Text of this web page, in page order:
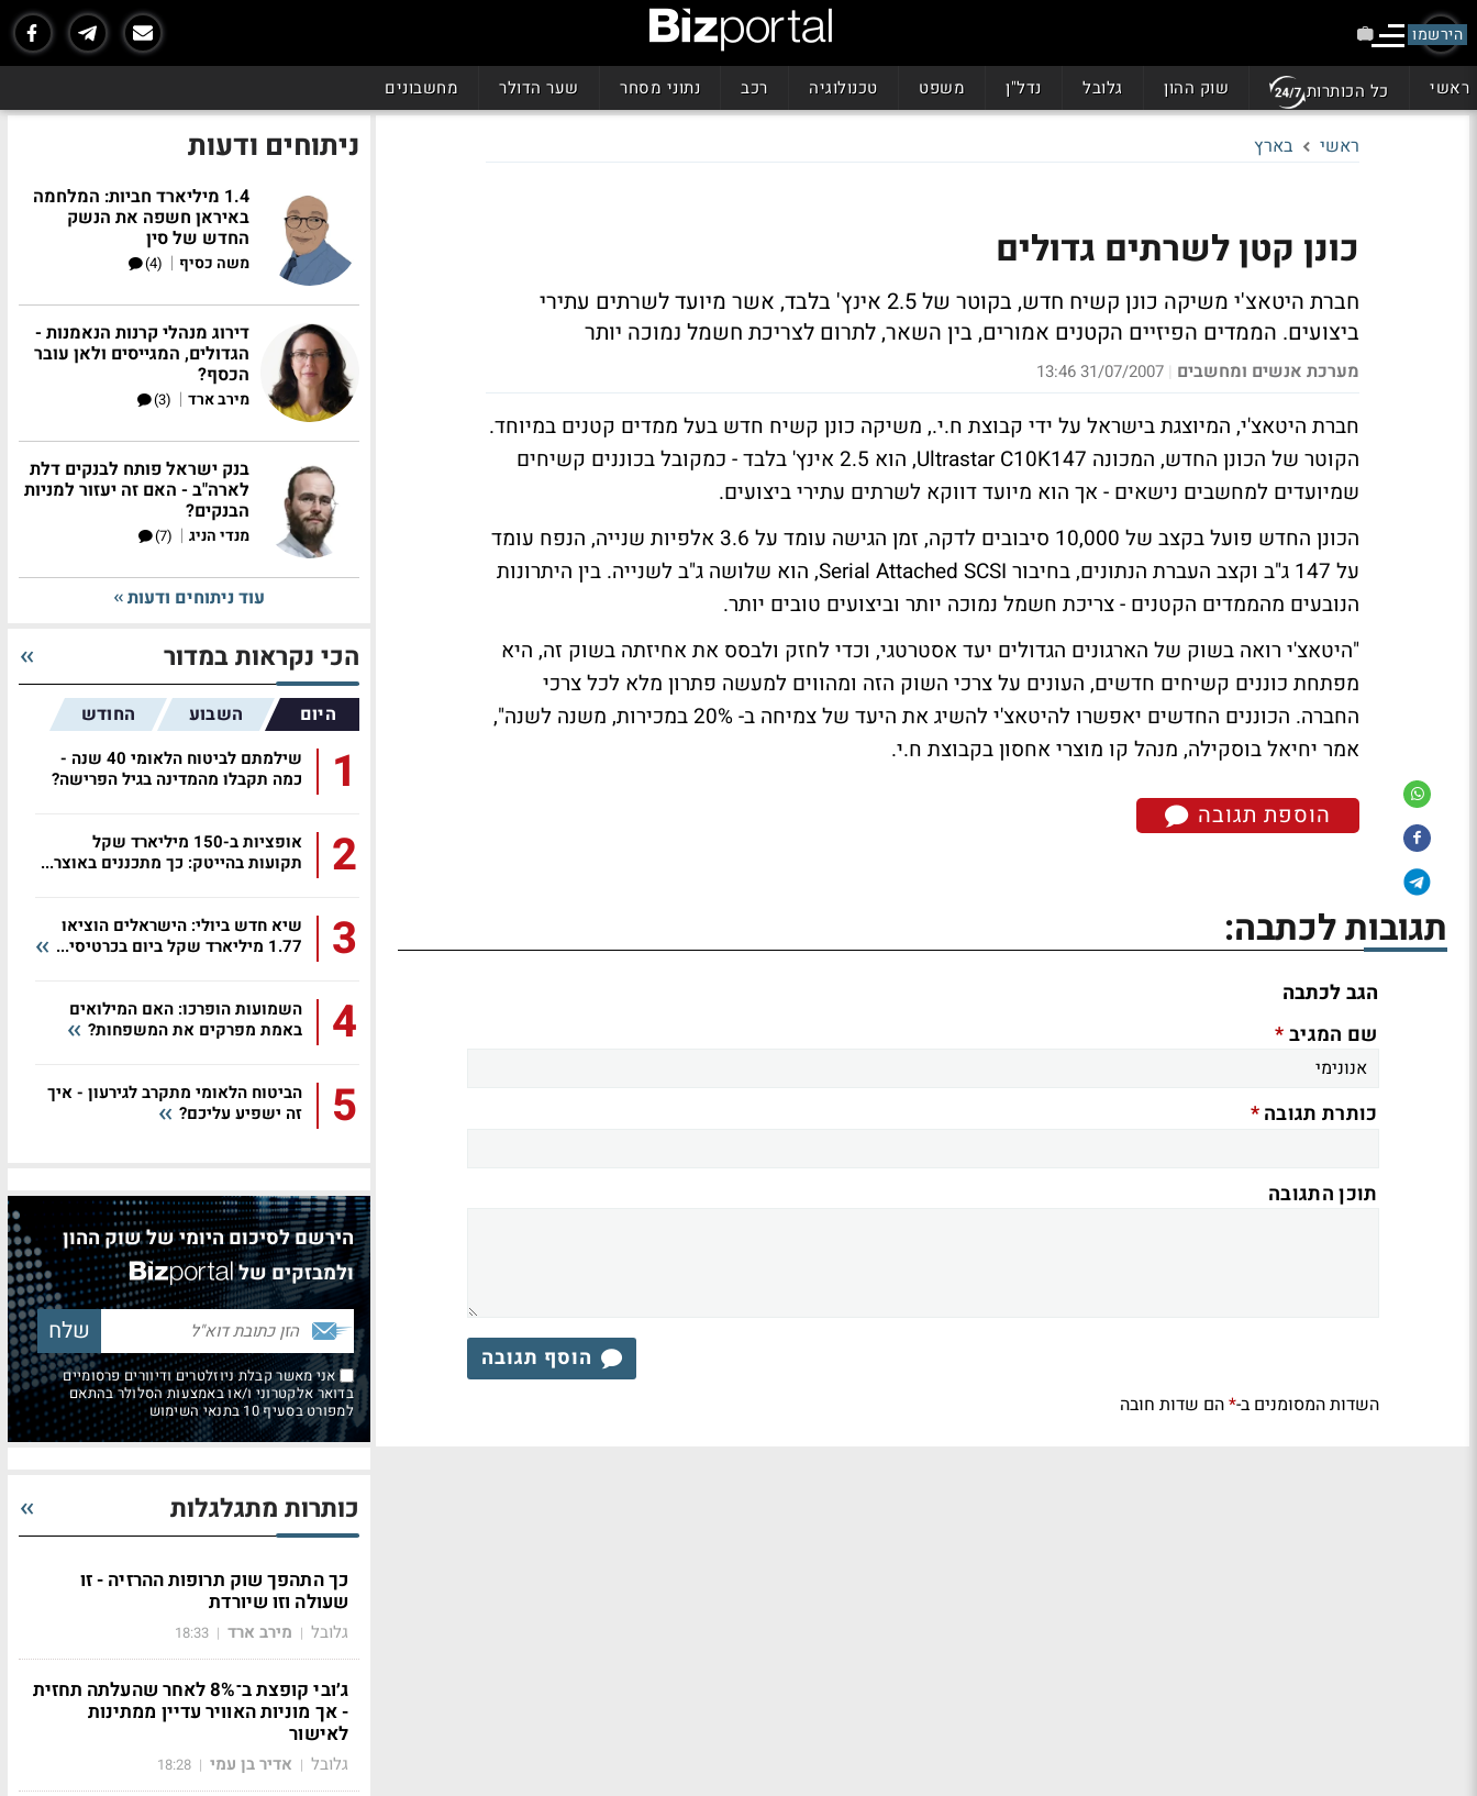
הירשמו
ראשי כל הכותרות שוק ההון גלובל נדל"ן משפט טכנולוגיה רכב נתוני מסחר שער הדולר מחשבונים
ראשי בארץ
כונן קטן לשרתים גדולים
חברת היטאצ'י משיקה כונן קשיח חדש, בקוטר של 2.5 אינץ' בלבד, אשר מיועד לשרתים עתירי
ביצועים. הממדים הפיזיים הקטנים אמורים, בין השאר, לתרום לצריכת חשמל נמוכה יותר
מערכת אנשים ומחשבים |
31/07/2007 13:46
חברת היטאצ'י, המיוצגת בישראל על ידי קבוצת ח.י., משיקה כונן קשיח חדש בעל ממדים קטנים במיוחד.
הקוטר של הכונן החדש, המכונה Ultrastar C10K147, הוא 2.5 אינץ' בלבד - כמקובל בכוננים קשיחים
שמיועדים למחשבים נישאים - אך הוא מיועד דווקא לשרתים עתירי ביצועים.
הכונן החדש פועל בקצב של 10,000 סיבובים לדקה, זמן הגישה עומד על 3.6 אלפיות שנייה, הנפח עומד
על 147 ג"ב וקצב העברת הנתונים, בחיבור Serial Attached SCSI, הוא שלושה ג"ב לשנייה. בין היתרונות
הנובעים מהממדים הקטנים - צריכת חשמל נמוכה יותר וביצועים טובים יותר.
"היטאצ'י רואה בשוק של הארגונים הגדולים יעד אסטרטגי, וכדי לחזק ולבסס את אחיזתה בשוק זה, היא
מפתחת כוננים קשיחים חדשים, העונים על צרכי השוק הזה ומהווים למעשה פתרון מלא לכל צרכי
החברה. הכוננים החדשים יאפשרו להיטאצ'י להשיג את היעד של צמיחה ב- 20% במכירות, משנה לשנה",
אמר יחיאל בוסקילה, מנהל קו מוצרי אחסון בקבוצת ח.י.
הוספת תגובה
תגובות לכתבה:
הגב לכתבה
שם המגיב*
כותרת תגובה*
תוכן התגובה
הוסף תגובה
השדות המסומנים ב-*הם שדות חובה
ניתוחים ודעות
1.4 מיליארד חביות: המלחמה
באיראן חשפה את הנשק
החדש של סין
משה כסיף |
(4)
דירוג מנהלי קרנות הנאמנות -
הגדולים, המגייסים ולאן עובר
הכסף?
מירב ארד |
(3)
בנק ישראל פותח לבנקים דלת
לארה"ב - האם זה יעזור למניות
הבנקים?
מנדי הניג |
(7)
עוד ניתוחים ודעות
הכי נקראות במדור
היום השבוע החודש
1
שילמתם לביטוח הלאומי 40 שנה -
כמה תקבלו מהמדינה בגיל הפרישה?
2
אופציות ב-150 מיליארד שקל
תקועות בהייטק: כך מתכננים באוצר...
3
שיא חדש ביולי: הישראלים הוציאו
1.77 מיליארד שקל ביום בכרטיסי...
4
השמועות הופרכו: האם המילואים
באמת מפרקים את המשפחות?
5
הביטוח הלאומי מתקרב לגירעון - איך
זה ישפיע עליכם?
הירשם לסיכום היומי של שוק ההון
ולמבזקים של
אני מאשר קבלת ניוזלטרים ודיוורים פרסומיים
בדואר אלקטרוני ו/או באמצעות הסלולר בהתאם
למפורט בסעיף 10 בתנאי השימוש
כותרות מתגלגלות
כך התהפך שוק תרופות ההרזיה - זו
שעולה וזו שיורדת
גלובל | מירב ארד |
18:33
ג׳ובי קופצת ב־8% לאחר שהעלתה תחזית
- אך מוניות האוויר עדיין ממתינות
לאישור
גלובל | אדיר בן עמי |
18:28